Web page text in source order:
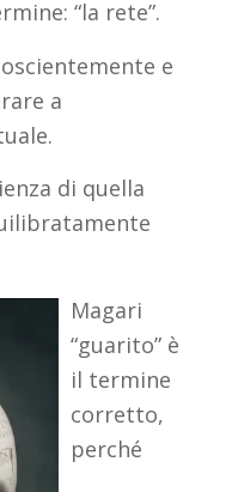
“la rete”.
e
a
di quella
Magari
“guarito” è
il termine
corretto,
perché